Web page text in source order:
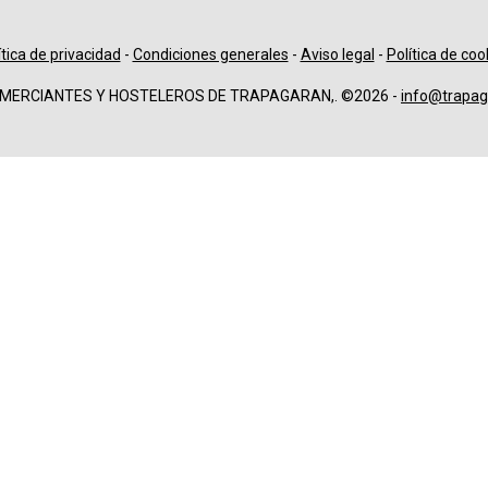
de privacidad - Condiciones generales - Aviso legal - Política de
Y HOSTELEROS DE TRAPAGARAN,. ©2026 -